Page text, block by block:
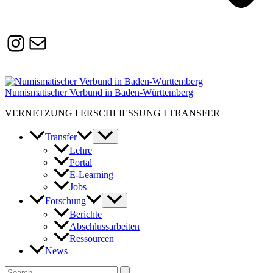
Instagram
Susanne.Boerner@zaw.uni-
heidelberg.de
Numismatischer Verbund in Baden-Württemberg
VERNETZUNG I ERSCHLIESSUNG I TRANSFER
Transfer
Lehre
Portal
E-Learning
Jobs
Forschung
Berichte
Abschlussarbeiten
Ressourcen
News